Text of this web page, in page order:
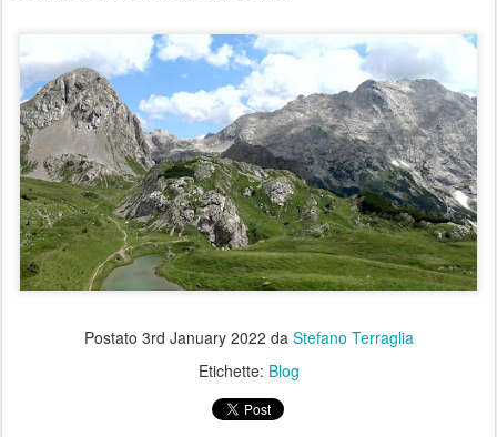
Postato 3rd January 2022 da Stefano Terraglia
Etichette: Blog